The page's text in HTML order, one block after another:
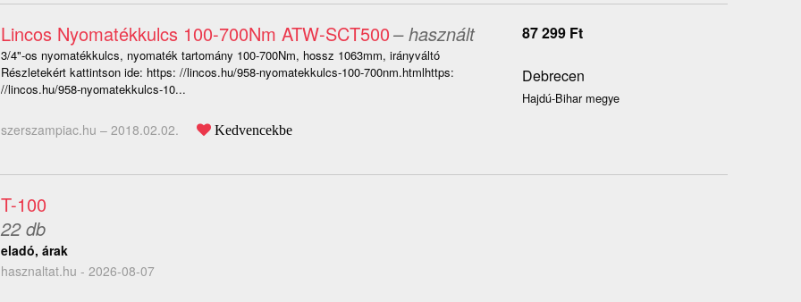
Lincos Nyomatékkulcs 100-700Nm ATW-SCT500– használt
3/4"-os nyomatékkulcs, nyomaték tartomány 100-700Nm, hossz 1063mm, irányváltó
Részletekért kattintson ide: https: //lincos.hu/958-nyomatekkulcs-100-700nm.htmlhttps:
//lincos.hu/958-nyomatekkulcs-10...
szerszampiac.hu – 2018.02.02. Kedvencekbe
87 299 Ft
Debrecen
Hajdú-Bihar megye
T-100
22 db
eladó, árak
hasznaltat.hu - 2026-08-07